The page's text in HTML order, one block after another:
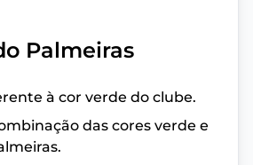
Palmeiras
à cor verde do clube.
das cores verde e